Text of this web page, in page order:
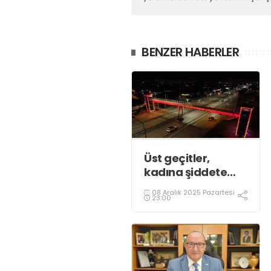
BENZER HABERLER
Üst geçitler,
kadına şiddete
karşı “turuncu”
renkle aydınlatıldı;
08 Aralık 2025 Pazartesi
23:00